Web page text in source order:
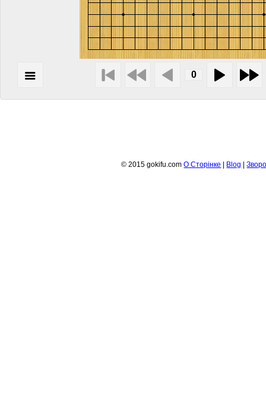
© 2015 gokifu.comО Сторiнке Blog |